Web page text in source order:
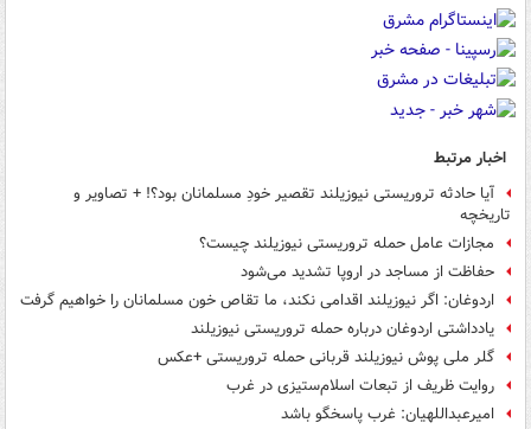
اخبار مرتبط
آیا حادثه تروریستی نیوزیلند تقصیر خودِ مسلمانان بود؟! + تصاویر و
تاریخچه
مجازات عامل حمله تروریستی نیوزیلند چیست؟
حفاظت از مساجد در اروپا تشدید می‌شود
اردوغان: اگر نیوزیلند اقدامی نکند، ما تقاص خون مسلمانان را خواهیم گرفت
یادداشتی اردوغان درباره حمله تروریستی نیوزیلند
گلر ملی پوش نیوزیلند قربانی حمله تروریستی +عکس
روایت ظریف از تبعات اسلام‌ستیزی در غرب
امیرعبداللهیان: غرب پاسخگو باشد